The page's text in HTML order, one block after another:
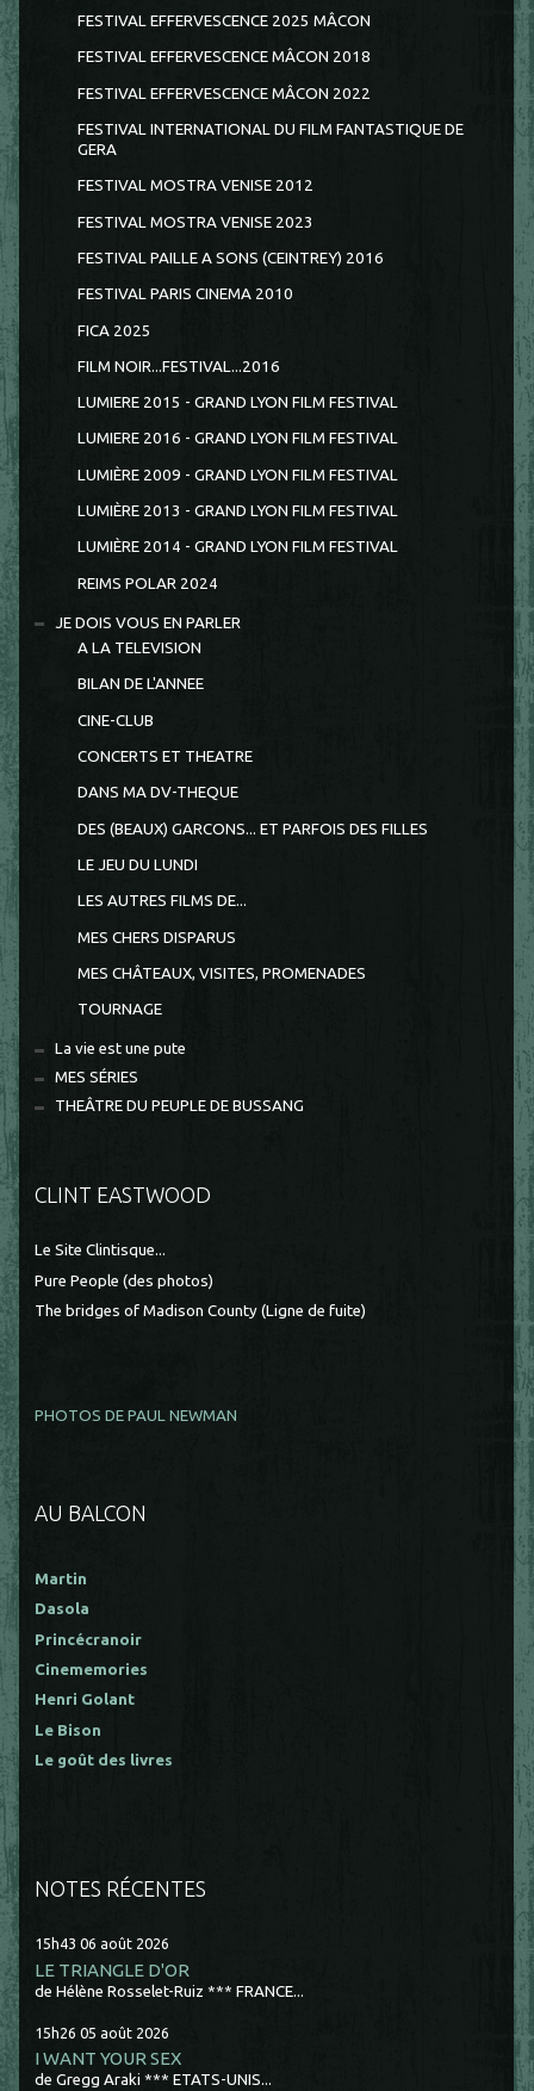
FESTIVAL EFFERVESCENCE 2025 MÂCON
FESTIVAL EFFERVESCENCE MÂCON 2018
FESTIVAL EFFERVESCENCE MÂCON 2022
FESTIVAL INTERNATIONAL DU FILM FANTASTIQUE DE
GERA
FESTIVAL MOSTRA VENISE 2012
FESTIVAL MOSTRA VENISE 2023
FESTIVAL PAILLE A SONS (CEINTREY) 2016
FESTIVAL PARIS CINEMA 2010
FICA 2025
FILM NOIR...FESTIVAL...2016
LUMIERE 2015 - GRAND LYON FILM FESTIVAL
LUMIERE 2016 - GRAND LYON FILM FESTIVAL
LUMIÈRE 2009 - GRAND LYON FILM FESTIVAL
LUMIÈRE 2013 - GRAND LYON FILM FESTIVAL
LUMIÈRE 2014 - GRAND LYON FILM FESTIVAL
REIMS POLAR 2024
JE DOIS VOUS EN PARLER
A LA TELEVISION
BILAN DE L'ANNEE
CINE-CLUB
CONCERTS ET THEATRE
DANS MA DV-THEQUE
DES (BEAUX) GARCONS... ET PARFOIS DES FILLES
LE JEU DU LUNDI
LES AUTRES FILMS DE...
MES CHERS DISPARUS
MES CHÂTEAUX, VISITES, PROMENADES
TOURNAGE
La vie est une pute
MES SÉRIES
THEÂTRE DU PEUPLE DE BUSSANG
CLINT EASTWOOD
Le Site Clintisque...
Pure People (des photos)
The bridges of Madison County (Ligne de fuite)
PHOTOS DE PAUL NEWMAN
AU BALCON
Martin
Dasola
Princécranoir
Cinememories
Henri Golant
Le Bison
Le goût des livres
NOTES RÉCENTES
15h43 06 août 2026
LE TRIANGLE D'OR
de Hélène Rosselet-Ruiz *** FRANCE...
15h26 05 août 2026
I WANT YOUR SEX
de Gregg Araki *** ETATS-UNIS...